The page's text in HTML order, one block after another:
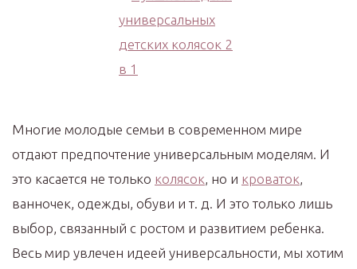
Многие молодые семьи в современном мире
отдают предпочтение универсальным моделям. И
это касается не только колясок, но и кроваток,
ванночек, одежды, обуви и т. д. И это только лишь
выбор, связанный с ростом и развитием ребенка.
Весь мир увлечен идеей универсальности, мы хотим